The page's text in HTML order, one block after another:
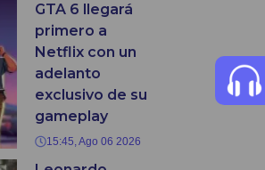
GTA 6 llegará
primero a
Netflix con un
adelanto
exclusivo de su
gameplay
15:45, Ago 06 2026